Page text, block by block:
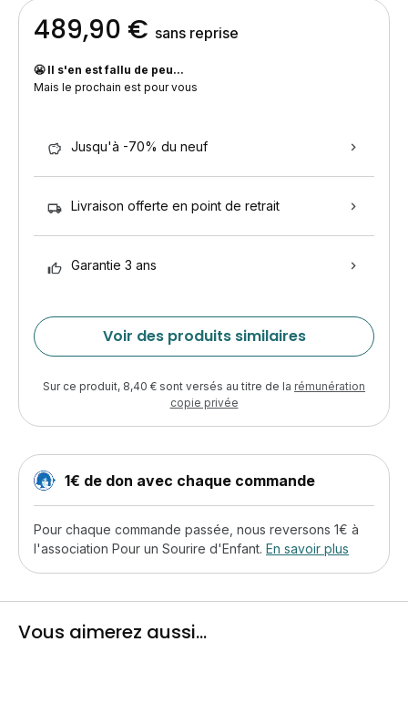
489,90 € sans reprise
😬 Il s'en est fallu de peu...
Mais le prochain est pour vous
Jusqu'à -70% du neuf
Livraison offerte en point de retrait
Garantie 3 ans
Voir des produits similaires
Sur ce produit, 8,40 € sont versés au titre de la rémunération
copie privée
1€ de don avec chaque commande
Pour chaque commande passée, nous reversons 1€ à
l'association Pour un Sourire d'Enfant. En savoir plus
Vous aimerez aussi...